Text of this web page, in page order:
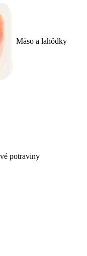
Mäso a lahôdky
potraviny